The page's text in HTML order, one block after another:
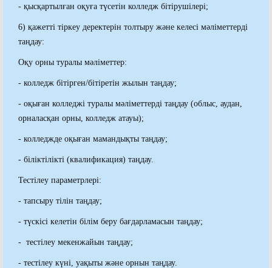
- қысқартылған оқуға түсетін колледж бітірушілері;
6) қажетті тіркеу деректерін толтыру және келесі мәліметтерді
таңдау:
Оқу орны туралы мәліметтер:
- колледж бітірген/бітіретін жылын таңдау;
- оқыған колледжі туралы мәліметтерді таңдау (облыс, аудан,
орналасқан орны, колледж атауы);
- колледжде оқыған мамандықты таңдау;
- біліктілікті (квалификация) таңдау.
Тестілеу параметрлері:
- тапсыру тілін таңдау;
- түскісі келетін білім беру бағдарламасын таңдау;
- тестілеу мекенжайын таңдау;
- тестілеу күні, уақыты және орнын таңдау.